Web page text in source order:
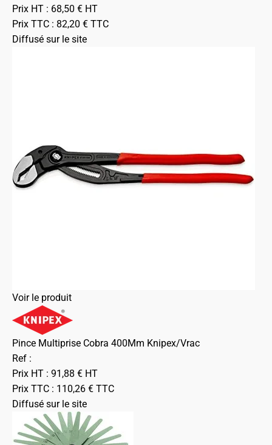
Prix HT : 68,50 € HT
Prix TTC : 82,20 € TTC
Diffusé sur le site
Voir le produit
Pince Multiprise Cobra 400Mm Knipex/Vrac
Ref :
Prix HT : 91,88 € HT
Prix TTC : 110,26 € TTC
Diffusé sur le site